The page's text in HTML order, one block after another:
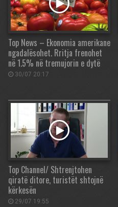
Top News – Ekonomia amerikane
ngadalësohet. Rritja frenohet
në 1.5% në tremujorin e dytë
30/07 20:17
Top Channel/ Shtrenjtohen
qiratë ditore, turistët shtojnë
kërkesën
29/07 19:55